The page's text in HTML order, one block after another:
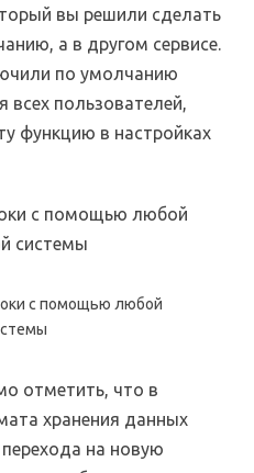
вы решили сделать
а в другом сервисе.
по умолчанию
всех пользователей,
функцию в настройках
с помощью любой
отметить, что в
хранения данных
на новую